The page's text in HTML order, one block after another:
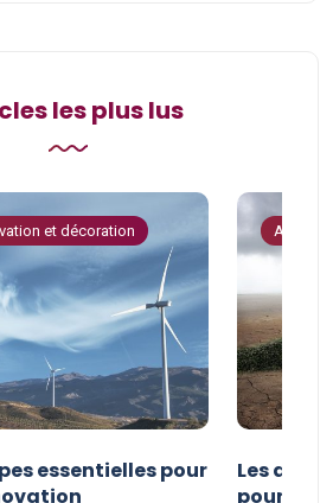
les plus lus
et décoration
essentielles pour
Les
pour